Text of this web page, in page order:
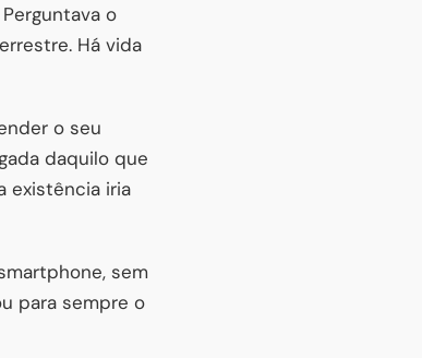
o
Há vida
o seu
daquilo que
existência iria
sem
para sempre o